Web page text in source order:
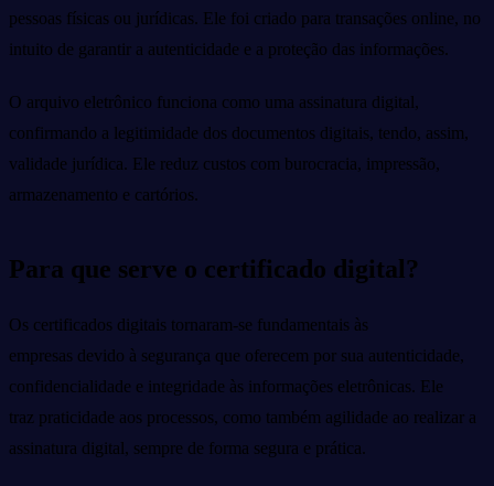
pessoas físicas ou jurídicas. Ele foi criado para transações online, no
intuito de garantir a autenticidade e a proteção das informações.
O arquivo eletrônico funciona como uma assinatura digital,
confirmando a legitimidade dos documentos digitais, tendo, assim,
validade jurídica. Ele reduz custos com burocracia, impressão,
armazenamento e cartórios.
Para que serve o certificado digital?
Os certificados digitais tornaram-se fundamentais às
empresas devido à segurança que oferecem por sua autenticidade,
confidencialidade e integridade às informações eletrônicas. Ele
traz praticidade aos processos, como também agilidade ao realizar a
assinatura digital, sempre de forma segura e prática.